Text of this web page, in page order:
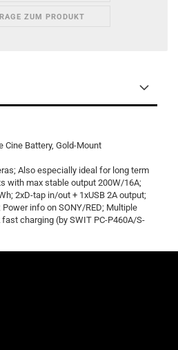
ZUM PRODUKT
Cine Battery, Gold-Mount
Also especially ideal for long term
with max stable output 200W/16A;
2xD-tap in/out + 1xUSB 2A output;
info on SONY/RED; Multiple
charging (by SWIT PC-P460A/S-